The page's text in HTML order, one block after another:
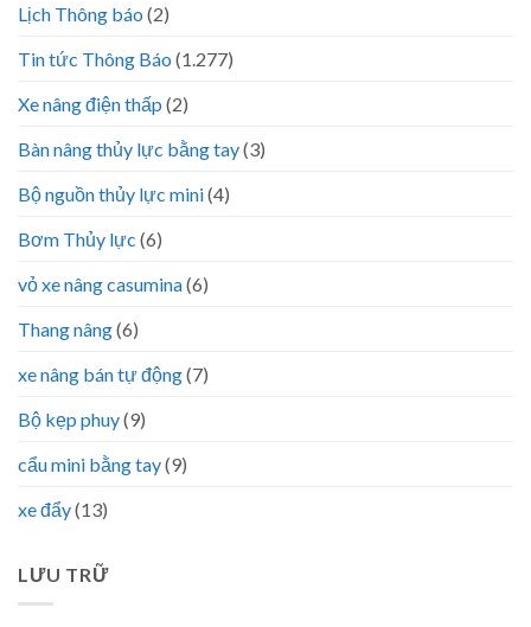
Lịch Thông báo (2)
Tin tức Thông Báo (1.277)
Xe nâng điện thấp (2)
Bàn nâng thủy lực bằng tay(3)
Bộ nguồn thủy lực mini(4)
Bơm Thủy lực (6)
vỏ xe nâng casumina(6)
Thang nâng(6)
xe nâng bán tự động(7)
Bộ kẹp phuy(9)
cẩu mini bằng tay(9)
xe đẩy(13)
LƯU TRỮ